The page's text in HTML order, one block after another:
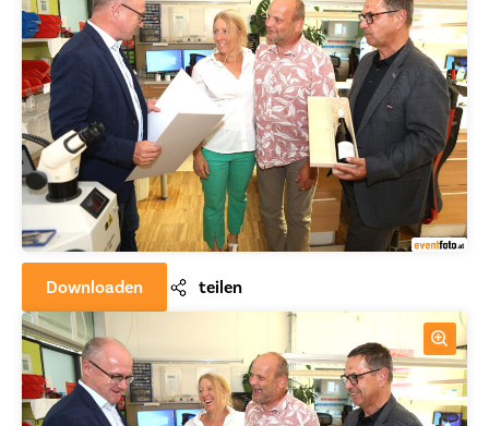
Downloaden teilen